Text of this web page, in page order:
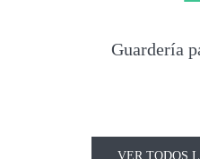
Guardería
VER TODOS